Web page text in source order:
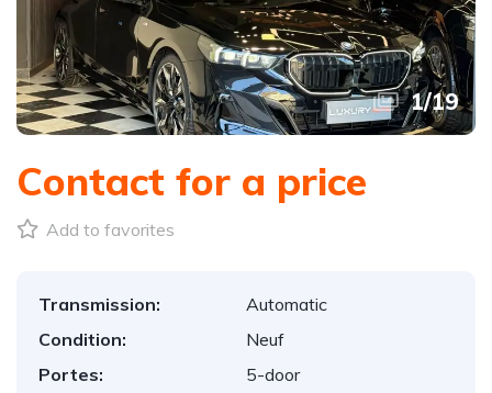
1/19
Contact for a price
Add to favorites
Transmission:
Automatic
Condition:
Neuf
Portes:
5-door